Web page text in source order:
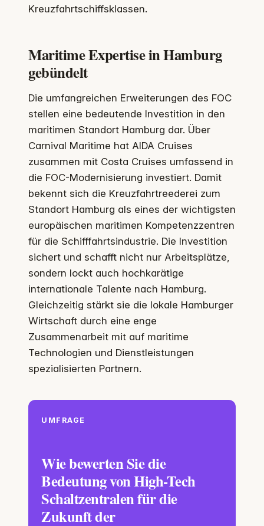
Kreuzfahrtschiffsklassen.
Maritime Expertise in Hamburg
gebündelt
Die umfangreichen Erweiterungen des FOC
stellen eine bedeutende Investition in den
maritimen Standort Hamburg dar. Über
Carnival Maritime hat AIDA Cruises
zusammen mit Costa Cruises umfassend in
die FOC-Modernisierung investiert. Damit
bekennt sich die Kreuzfahrtreederei zum
Standort Hamburg als eines der wichtigsten
europäischen maritimen Kompetenzzentren
für die Schifffahrtsindustrie. Die Investition
sichert und schafft nicht nur Arbeitsplätze,
sondern lockt auch hochkarätige
internationale Talente nach Hamburg.
Gleichzeitig stärkt sie die lokale Hamburger
Wirtschaft durch eine enge
Zusammenarbeit mit auf maritime
Technologien und Dienstleistungen
spezialisierten Partnern.
UMFRAGE
Wie bewerten Sie die
Bedeutung von High-Tech
Schaltzentralen für die
Zukunft der